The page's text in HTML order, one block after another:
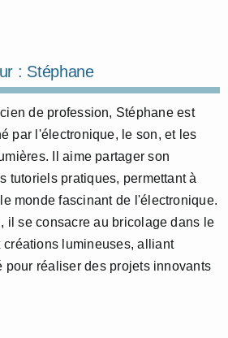
: Stéphane
de profession, Stéphane est
par l'électronique, le son, et les
Il aime partager son
tutoriels pratiques, permettant à
monde fascinant de l'électronique.
il se consacre au bricolage dans le
lumineuses, alliant
pour réaliser des projets innovants